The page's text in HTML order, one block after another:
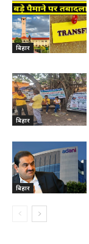
बिहार
बिहार
बिहार